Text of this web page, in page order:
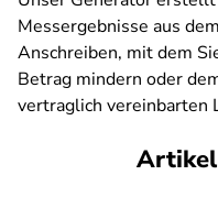
Messergebnisse aus
Anschreiben, mit dem
Betrag mindern oder
vertraglich vereinbarten
Artikel